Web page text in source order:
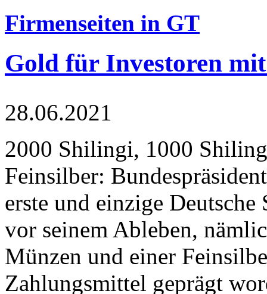
Firmenseiten in GT
Gold für Investoren
28.06.2021
2000 Shilingi, 1000
Feinsilber:
erste und einzige Deutsche
vor seinem Ableben,
Münzen und einer
Zahlungsmittel geprägt